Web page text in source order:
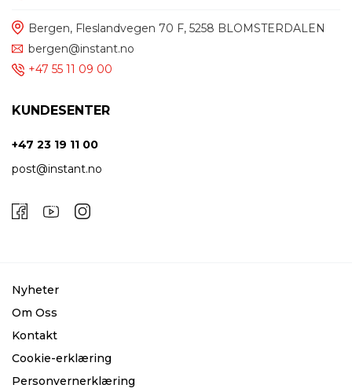
Bergen, Fleslandvegen 70 F, 5258 BLOMSTERDALEN
bergen@instant.no
+47 55 11 09 00
KUNDESENTER
+47 23 19 11 00
post@instant.no
Nyheter
Om Oss
Kontakt
Cookie-erklæring
Personvernerklæring